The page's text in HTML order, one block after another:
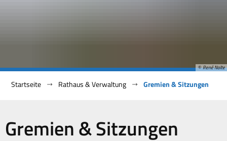
© René Nolte
Startseite Rathaus & Verwaltung Gremien & Sitzungen
&Gremien & Sitzungen